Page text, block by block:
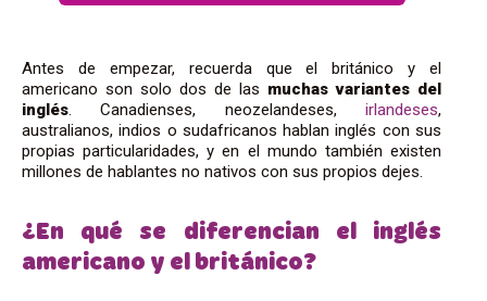
Antes de empezar, recuerda que el británico y el
americano son solo dos de las muchas variantes del
inglés . Canadienses, neozelandeses, irlandeses,
australianos, indios o sudafricanos hablan inglés con sus
propias particularidades, y en el mundo también existen
millones de hablantes no nativos con sus propios dejes.
¿En qué se diferencian el inglés
americano y el británico?